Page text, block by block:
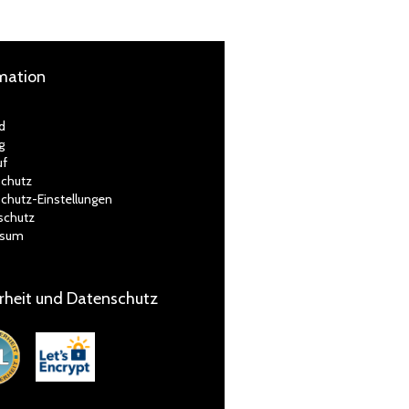
Einstellungen
und Datenschutz